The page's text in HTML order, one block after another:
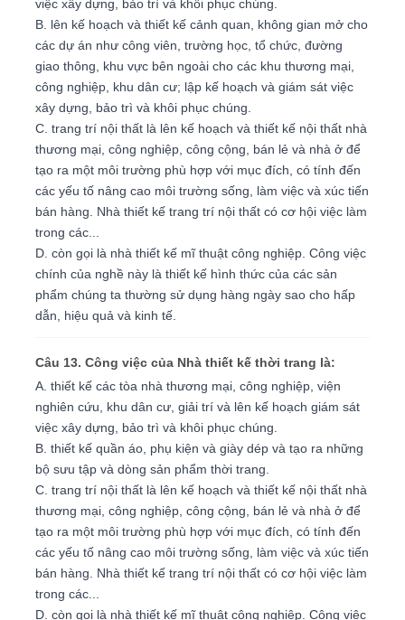
việc xây dựng, bảo trì và khôi phục chúng.
B. lên kế hoạch và thiết kế cảnh quan, không gian mở cho
các dự án như công viên, trường học, tổ chức, đường
giao thông, khu vực bên ngoài cho các khu thương mại,
công nghiệp, khu dân cư; lập kế hoạch và giám sát việc
xây dựng, bảo trì và khôi phục chúng.
C. trang trí nội thất là lên kế hoạch và thiết kế nội thất nhà
thương mại, công nghiệp, công cộng, bán lẻ và nhà ở để
tạo ra một môi trường phù hợp với mục đích, có tính đến
các yếu tố nâng cao môi trường sống, làm việc và xúc tiến
bán hàng. Nhà thiết kế trang trí nội thất có cơ hội việc làm
trong các...
D. còn gọi là nhà thiết kế mĩ thuật công nghiệp. Công việc
chính của nghề này là thiết kế hình thức của các sản
phẩm chúng ta thường sử dụng hàng ngày sao cho hấp
dẫn, hiệu quả và kinh tế.
Câu 13. Công việc của Nhà thiết kế thời trang là:
A. thiết kế các tòa nhà thương mại, công nghiệp, viện
nghiên cứu, khu dân cư, giải trí và lên kế hoạch giám sát
việc xây dựng, bảo trì và khôi phục chúng.
B. thiết kế quần áo, phụ kiện và giày dép và tạo ra những
bộ sưu tập và dòng sản phẩm thời trang.
C. trang trí nội thất là lên kế hoạch và thiết kế nội thất nhà
thương mại, công nghiệp, công cộng, bán lẻ và nhà ở để
tạo ra một môi trường phù hợp với mục đích, có tính đến
các yếu tố nâng cao môi trường sống, làm việc và xúc tiến
bán hàng. Nhà thiết kế trang trí nội thất có cơ hội việc làm
trong các...
D. còn gọi là nhà thiết kế mĩ thuật công nghiệp. Công việc